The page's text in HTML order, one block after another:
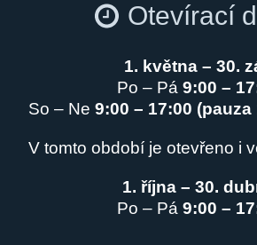
Otevírací
1. května – 30.
Po – Pá 9:00 –
So – Ne 9:00 – 17:00 (pauza
V tomto období je otevřeno i
1. října – 30.
Po – Pá 9:00 –